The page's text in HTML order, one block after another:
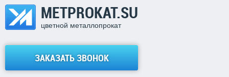
METPROKAT.SU
цветной металлопрокат
ЗАКАЗАТЬ ЗВОНОК